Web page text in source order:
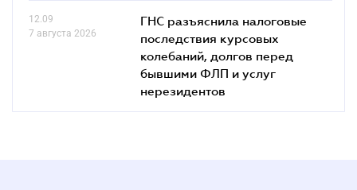
12.09
7 августа 2026
ГНС разъяснила налоговые
последствия курсовых
колебаний, долгов перед
бывшими ФЛП и услуг
нерезидентов